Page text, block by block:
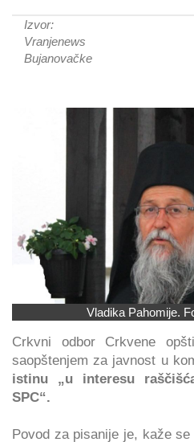
Izvor:
Vranjenews
Bujanovačke
Vladika Pahomije.
Crkvni odbor Crkvene
saopštenjem za javnost u
istinu „u interesu
SPC“.
Povod za pisanije je, kaže